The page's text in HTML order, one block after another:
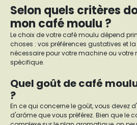
Selon quels critères
mon café moulu ?
Le choix de votre café moulu dépend
choses : vos préférences gustatives et
nécessaire pour votre machine ou
spécifique.
Quel goût de café
?
En ce qui concerne le goût, vous devez
d'arôme que vous préférez. Bien que le